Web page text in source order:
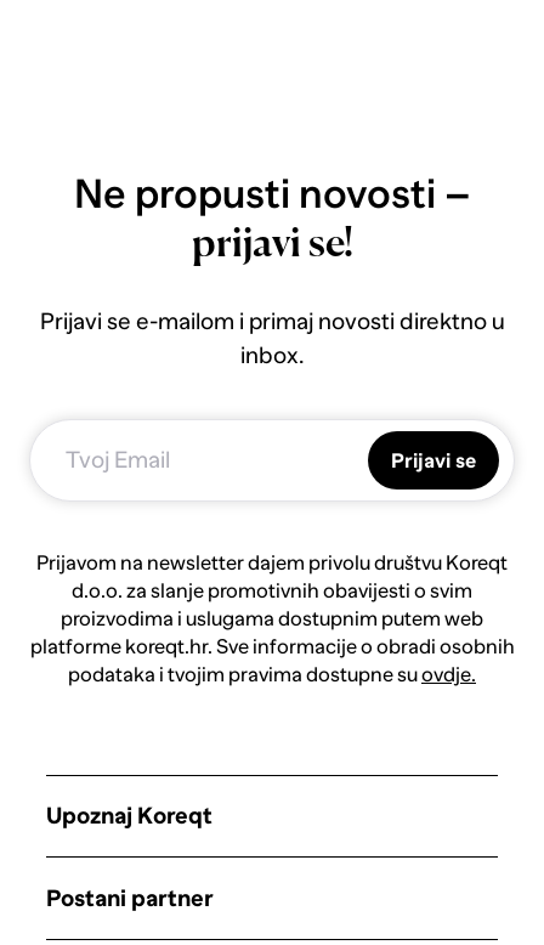
Ne propusti novosti –
prijavi se!
Prijavi se e-mailom i primaj novosti direktno u
inbox.
Prijavi se
Prijavom na newsletter dajem privolu društvu Koreqt
d.o.o. za slanje promotivnih obavijesti o svim
proizvodima i uslugama dostupnim putem web
platforme koreqt.hr. Sve informacije o obradi osobnih
podataka i tvojim pravima dostupne suovdje.
Upoznaj Koreqt
Postani partner